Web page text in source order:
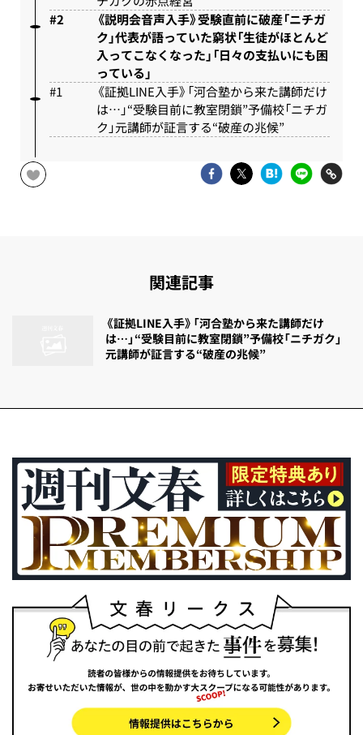
《説明会音声入手》受験直前に破産「ニチガ
ク」代表が語っていた窮状「生徒がほとんど
入ってこなくなった」「日々の支払いにも困
っている」
《証拠LINE入手》「河合塾から来た講師だけ
は…」“受験目前に教室閉鎖”予備校「ニチガ
ク」元講師が証言する“破産の兆候”
関連記事
《証拠LINE入手》「河合塾から来た講師だけ
は…」“受験目前に教室閉鎖”予備校「ニチガク」
元講師が証言する“破産の兆候”